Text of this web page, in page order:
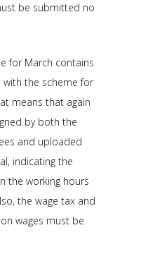
be submitted no
for March contains
the scheme for
means that again
by both the
and uploaded
indicating the
the working hours
the wage tax and
wages must be